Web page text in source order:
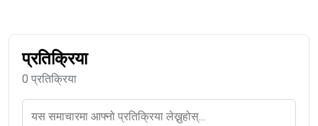
प्रतिक्रिया
0 प्रतिक्रिया